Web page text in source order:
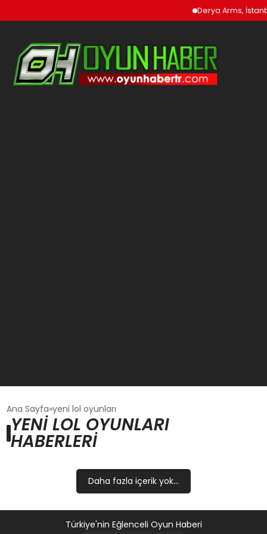
Derya Arms,
GÜNCEL
OYUN HABERLERI
EĞITIM
Ana Sayfa yeni lol oyunları
YENI LOL OYUNLARI
HABERLERI
Daha fazla içerik yok...
Türkiye'nin Eğlenceli Oyun Haberi